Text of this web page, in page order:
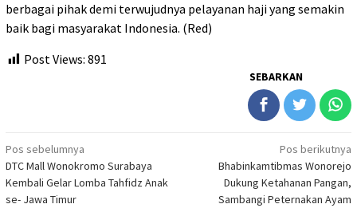
berbagai pihak demi terwujudnya pelayanan haji yang semakin
baik bagi masyarakat Indonesia. (Red)
Post Views: 891
SEBARKAN
Navigasi
pos
Pos sebelumnya
DTC Mall Wonokromo Surabaya
Kembali Gelar Lomba Tahfidz Anak
se- Jawa Timur
Pos berikutnya
Bhabinkamtibmas Wonorejo
Dukung Ketahanan Pangan,
Sambangi Peternakan Ayam